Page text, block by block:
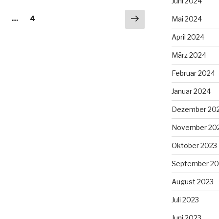
… Seite
4
Nächste
Seite
Mai 2024
April 2024
März 2024
Februar 2024
Januar 2024
Dezember
November
Oktober 2023
September
August 2023
Juli 2023